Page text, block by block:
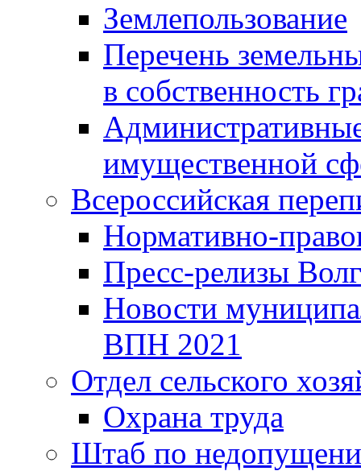
Землепользование
Перечень
в собственность
имущественной
Всероссийская
Нормативно-
Пресс-релизы
Новости
ВПН 2021
Отдел сельского
Охрана труда
Штаб по